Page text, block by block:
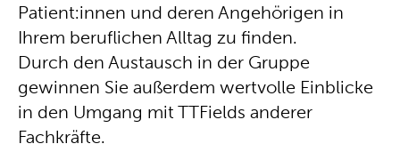
Patient:innen und deren Angehörigen in
Ihrem beruflichen Alltag zu finden.
Durch den Austausch in der Gruppe
gewinnen Sie außerdem wertvolle Einblicke
in den Umgang mit TTFields anderer
Fachkräfte.